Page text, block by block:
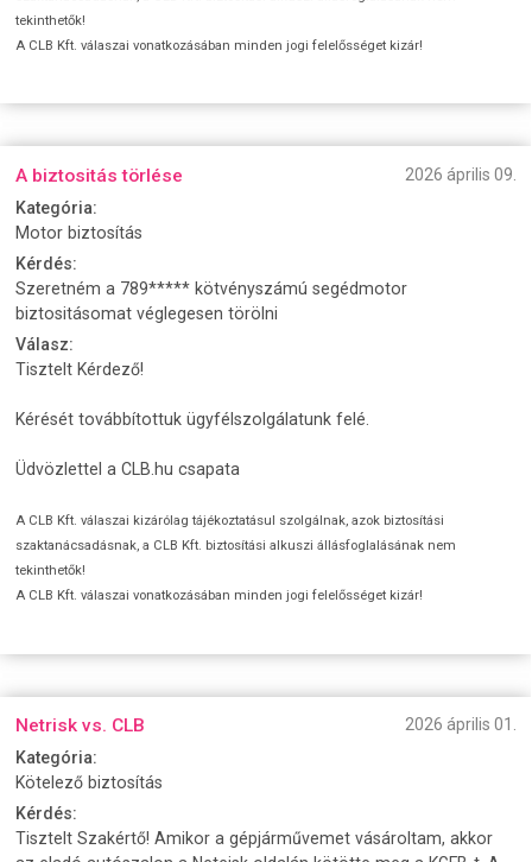
tekinthetők!
A CLB Kft. válaszai vonatkozásában minden jogi felelősséget kizár!
A biztositás törlése
2026 április 09.
Kategória:
Motor biztosítás
Kérdés:
Szeretném a 789***** kötvényszámú segédmotor
biztositásomat véglegesen törölni
Válasz:
Tisztelt Kérdező!
Kérését továbbítottuk ügyfélszolgálatunk felé.
Üdvözlettel a CLB.hu csapata
A CLB Kft. válaszai kizárólag tájékoztatásul szolgálnak, azok biztosítási
szaktanácsadásnak, a CLB Kft. biztosítási alkuszi állásfoglalásának nem
tekinthetők!
A CLB Kft. válaszai vonatkozásában minden jogi felelősséget kizár!
Netrisk vs. CLB
2026 április 01.
Kategória:
Kötelező biztosítás
Kérdés:
Tisztelt Szakértő! Amikor a gépjárművemet vásároltam, akkor